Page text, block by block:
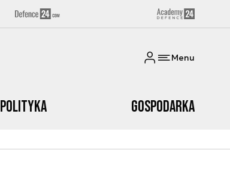
Menu
Polityka Gospodarka